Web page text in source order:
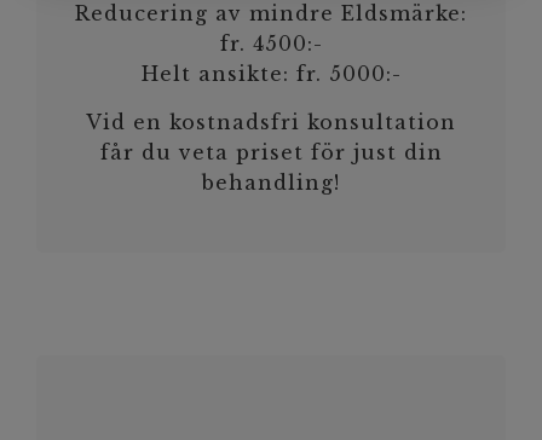
Reducering av mindre Eldsmärke:
fr. 4500:-
Helt ansikte: fr. 5000:-
Vid en kostnadsfri konsultation
får du veta priset för just din
behandling!